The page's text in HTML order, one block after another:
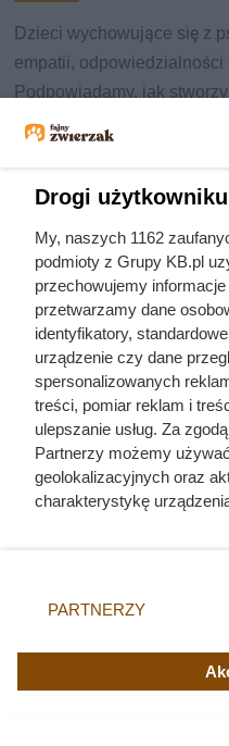
Dzieci wychowujące się z
empatii,
Podpowiadamy, jak
pupilem i uniknąć typowych
myślisz.
zaskakujące
Sprawdź, ile naprawdę
Drogi
My, naszych 1162
podmioty z Grupy KB.pl
przechowujemy
przetwarzamy dane
identyfikatory,
urządzenie czy dane
spersonalizowanych
treści, pomiar reklam i
ulepszanie usług. Za
Partnerzy możemy
geolokalizacyjnych oraz
charakterystykę
zmienić/wycofać klikając
znajdujący się w lewym
użytkownika, ale masz
przetwarzaniu.
PARTNERZY